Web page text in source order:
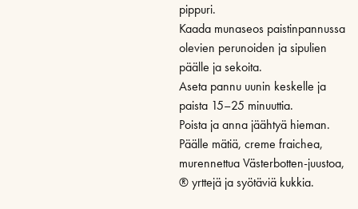
pippuri.
Kaada munaseos paistinpannussa
olevien perunoiden ja sipulien
päälle ja sekoita.
Aseta pannu uunin keskelle ja
paista 15–25 minuuttia.
Poista ja anna jäähtyä hieman.
Päälle mätiä, creme fraichea,
murennettua Västerbotten-juustoa,
® yrttejä ja syötäviä kukkia.